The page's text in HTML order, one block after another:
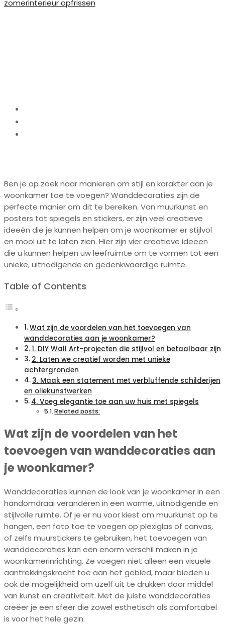
zomerinterieur opfrissen
Ben je op zoek naar manieren om stijl en karakter aan je
woonkamer toe te voegen? Wanddecoraties zijn de
perfecte manier om dit te bereiken. Van muurkunst en
posters tot spiegels en stickers, er zijn veel creatieve
ideeën die je kunnen helpen om je woonkamer er stijlvol
en mooi uit te laten zien. Hier zijn vier creatieve ideeën
die u kunnen helpen uw leefruimte om te vormen tot een
unieke, uitnodigende en gedenkwaardige ruimte.
Table of Contents
Wat zijn de voordelen van het toevoegen van
wanddecoraties aan je woonkamer?
1. DIY Wall Art-projecten die stijlvol en betaalbaar zijn
2. Laten we creatief worden met unieke
achtergronden
3. Maak een statement met verbluffende schilderijen
en oliekunstwerken
4. Voeg elegantie toe aan uw huis met spiegels
Related posts:
Wat zijn de voordelen van het
toevoegen van wanddecoraties aan
je woonkamer?
Wanddecoraties kunnen de look van je woonkamer in een
handomdraai veranderen in een warme, uitnodigende en
stijlvolle ruimte. Of je er nu voor kiest om muurkunst op te
hangen, een foto toe te voegen op plexiglas of canvas,
of zelfs muurstickers te gebruiken, het toevoegen van
wanddecoraties kan een enorm verschil maken in je
woonkamerinrichting. Ze voegen niet alleen een visuele
aantrekkingskracht toe aan het gebied, maar bieden u
ook de mogelijkheid om uzelf uit te drukken door middel
van kunst en creativiteit. Met de juiste wanddecoraties
creëer je een sfeer die zowel esthetisch als comfortabel
is voor het hele gezin.